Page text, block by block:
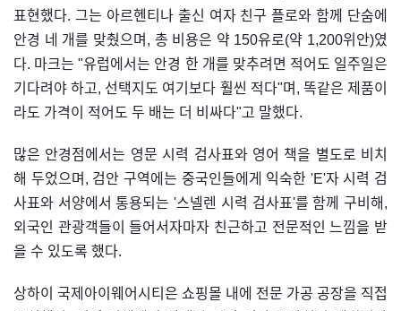
표현했다. 그는 아르헨티나 출신 여자 친구 플로와 함께 단숨에
안경 네 개를 맞췄으며, 총 비용은 약 150유로(약 1,200위안)였
다. 마크는 "유럽에서는 안경 한 개를 맞추려면 적어도 일주일은
기다려야 하고, 선택지도 여기보다 훨씬 적다"며, 똑같은 제품이
라도 가격이 적어도 두 배는 더 비싸다"고 말했다.
많은 안경점에서는 영문 시력 검사표와 영어 책을 별도로 비치
해 두었으며, 검안 구역에는 중국인들에게 익숙한 'E'자 시력 검
사표와 서양에서 통용되는 '스넬렌 시력 검사표'를 함께 구비해,
외국인 관광객들이 들어서자마자 친근하고 전문적인 느낌을 받
을 수 있도록 했다.
상하이 국제아이웨어시티은 쇼핑몰 내에 전문 가공 공장을 직접